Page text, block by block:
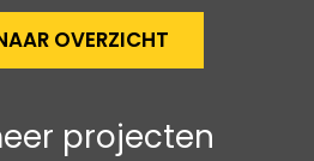
OVERZICHT
projecten